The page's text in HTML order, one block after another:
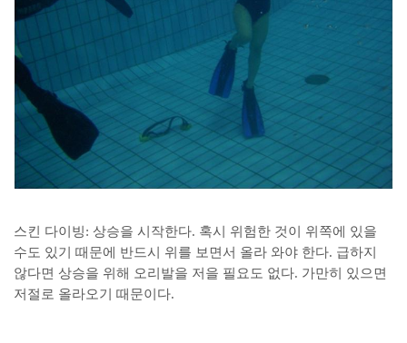
스킨 다이빙: 상승을 시작한다. 혹시 위험한 것이 위쪽에 있을
수도 있기 때문에 반드시 위를 보면서 올라 와야 한다. 급하지
않다면 상승을 위해 오리발을 저을 필요도 없다. 가만히 있으면
저절로 올라오기 때문이다.